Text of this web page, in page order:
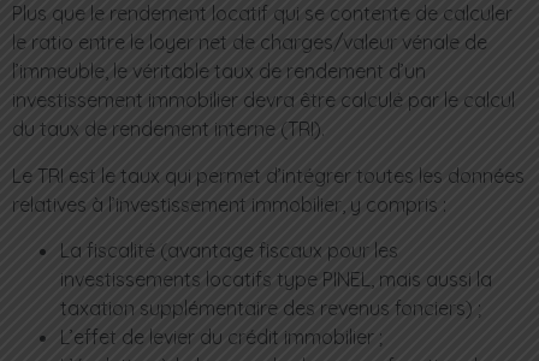
Plus que le rendement locatif qui se contente de calculer
le ratio entre le loyer net de charges/valeur vénale de
l’immeuble, le véritable taux de rendement d’un
investissement immobilier devra être calculé par le calcul
du taux de rendement interne (TRI).
Le TRI est le taux qui permet d’intégrer toutes les données
relatives à l’investissement immobilier, y compris :
La fiscalité (avantage fiscaux pour les
investissements locatifs type PINEL, mais aussi la
taxation supplémentaire des revenus fonciers) ;
L’effet de levier du crédit immobilier ;